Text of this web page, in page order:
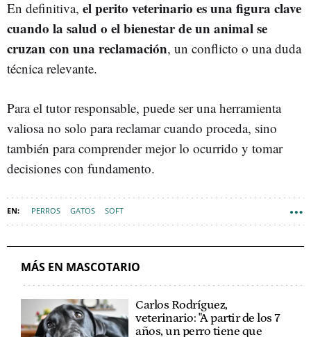
En definitiva, el perito veterinario es una figura clave
cuando la salud o el bienestar de un animal se
cruzan con una reclamación, un conflicto o una duda
técnica relevante.
Para el tutor responsable, puede ser una herramienta
valiosa no solo para reclamar cuando proceda, sino
también para comprender mejor lo ocurrido y tomar
decisiones con fundamento.
PERROS GATOS SOFT
MÁS EN MASCOTARIO
Carlos Rodríguez,
veterinario: "A partir de los 7
años, un perro tiene que